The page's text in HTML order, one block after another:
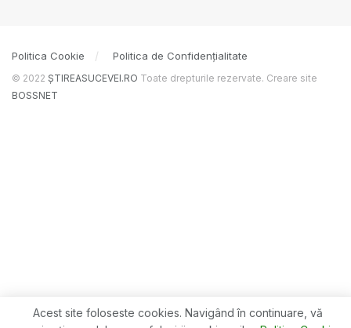
Politica Cookie Politica de Confidențialitate
© 2022 ȘTIREASUCEVEI.RO Toate drepturile rezervate. Creare site
BOSSNET
Acest site foloseste cookies. Navigând în continuare, vă